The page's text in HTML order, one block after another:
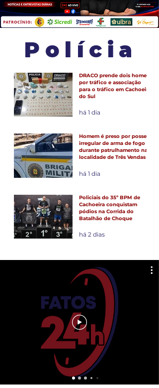
Polícia
DRACO prende dois homens
por tráfico e associação
para o tráfico em Cachoeira
do Sul
há 1 dia
Homem é preso por posse
irregular de arma de fogo
durante patrulhamento na
localidade de Três Vendas
há 1 dia
Policiais do 35º BPM de
Cachoeira conquistam
pódios na Corrida do
Batalhão de Choque
há 2 dias